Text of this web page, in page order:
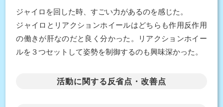
ジャイロを回した時、すごい力があるのを感じた。
ジャイロとリアクションホイールはどちらも作用反作用
の働きが肝なのだと良く分かった。リアクションホイー
ルを３つセットして姿勢を制御するのも興味深かった。
活動に関する反省点・改善点